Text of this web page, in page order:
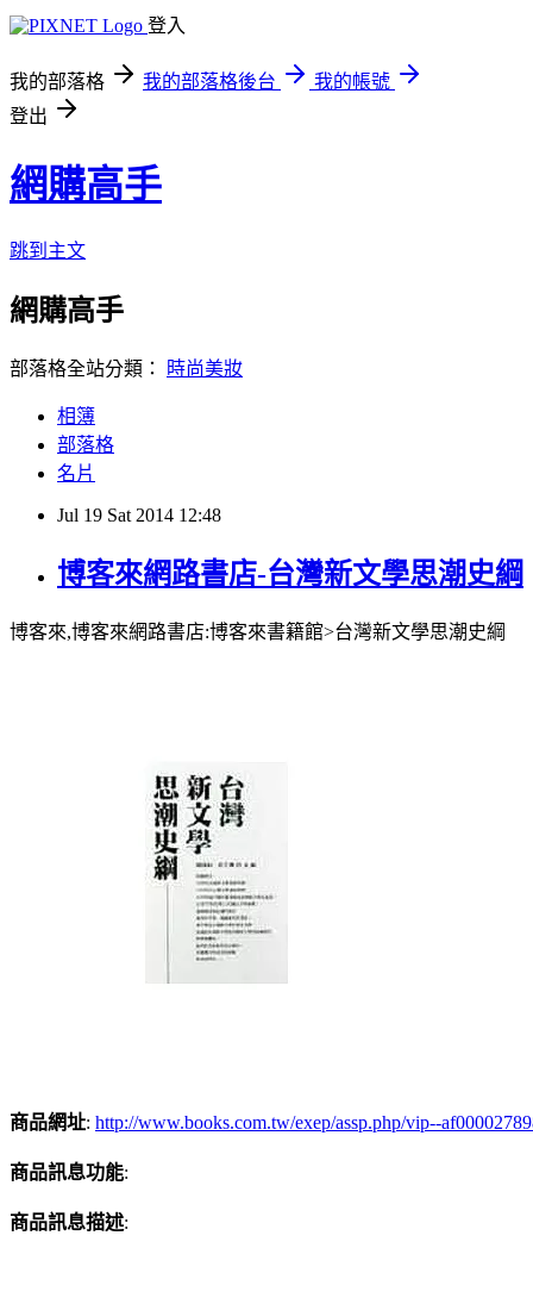
登入
我的部落格 我的部落格後台
我的帳號
登出
網購高手
跳到主文
網購高手
部落格全站分類： 時尚美妝
相簿
部落格
名片
Jul 19 Sat 2014 12:48
博客來網路書店-台灣新文學思潮史綱
博客來,博客來網路書店:博客來書籍館>台灣新文學思潮史綱
商品網址: http://www.books.com.tw/exep/assp.php/vip--
商品訊息功能:
商品訊息描述: